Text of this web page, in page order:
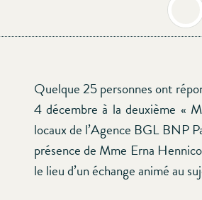
Quelque 25 personnes ont
4 décembre à la deuxième «
locaux de l’Agence BGL BNP
présence de Mme Erna
le lieu d’un échange animé au